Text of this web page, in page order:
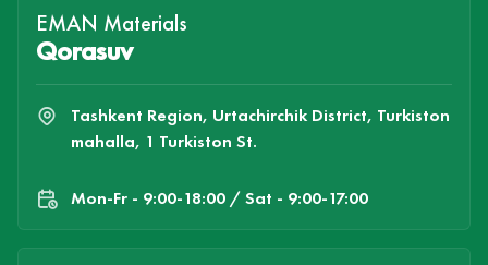
EMAN Materials
Qorasuv
Tashkent Region, Urtachirchik District, Turkiston
mahalla, 1 Turkiston St.
Mon-Fr - 9:00-18:00 / Sat - 9:00-17:00